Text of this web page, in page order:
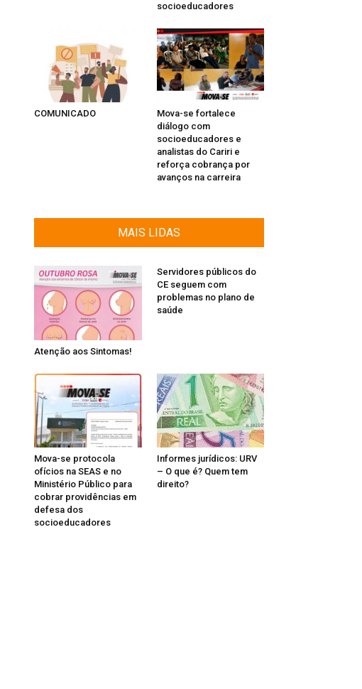
socioeducadores
COMUNICADO
Mova-se fortalece
diálogo com
socioeducadores e
analistas do Cariri e
reforça cobrança por
avanços na carreira
MAIS LIDAS
Atenção aos Sintomas!
Servidores públicos do
CE seguem com
problemas no plano de
saúde
Mova-se protocola
ofícios na SEAS e no
Ministério Público para
cobrar providências em
defesa dos
socioeducadores
Informes jurídicos: URV
– O que é? Quem tem
direito?